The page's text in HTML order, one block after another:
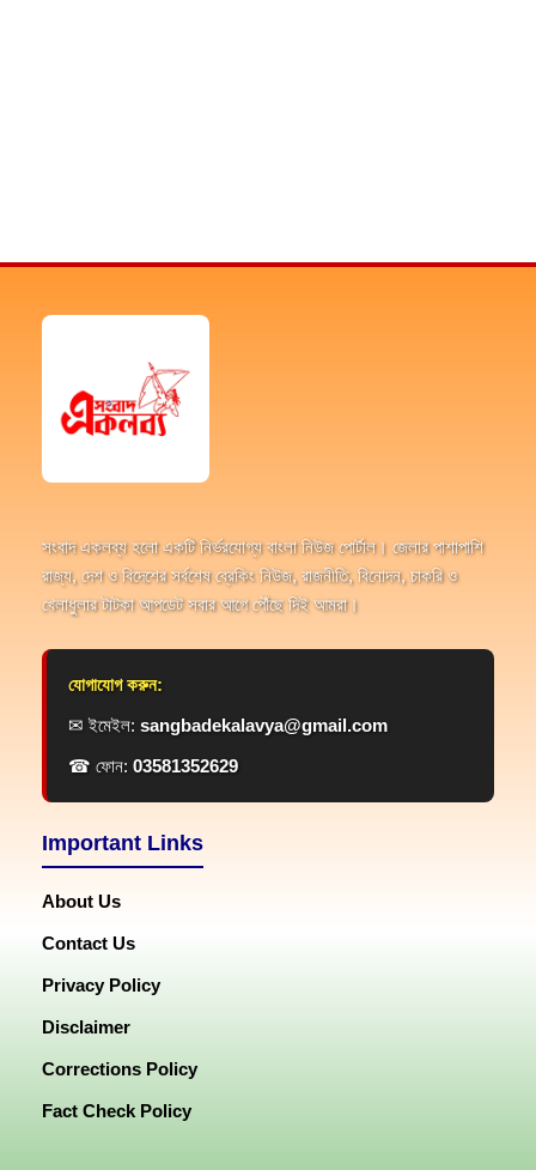
সংবাদ একলব্য হলো একটি নির্ভরযোগ্য বাংলা নিউজ পোর্টাল। জেলার পাশাপাশি
রাজ্য, দেশ ও বিদেশের সর্বশেষ ব্রেকিং নিউজ, রাজনীতি, বিনোদন, চাকরি ও
খেলাধুলার টাটকা আপডেট সবার আগে পৌঁছে দিই আমরা।
যোগাযোগ করুন:
✉ ইমেইল: sangbadekalavya@gmail.com
☎ ফোন: 03581352629
Important Links
About Us
Contact Us
Privacy Policy
Disclaimer
Corrections Policy
Fact Check Policy